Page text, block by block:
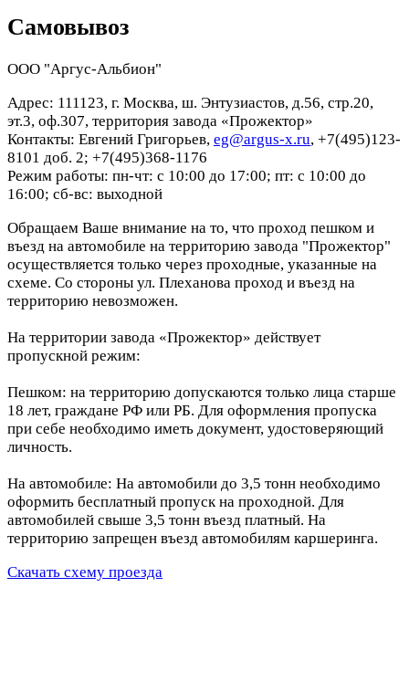
Самовывоз
ООО "Аргус-Альбион"
Адрес: 111123, г. Москва, ш. Энтузиастов, д.56, стр.20,
эт.3, оф.307, территория завода «Прожектор»
Контакты: Евгений Григорьев, eg@argus-x.ru, +7(495)123-
8101 доб. 2; +7(495)368-1176
Режим работы: пн-чт: с 10:00 до 17:00; пт: с 10:00 до
16:00; сб-вс: выходной
Обращаем Ваше внимание на то, что проход пешком и
въезд на автомобиле на территорию завода "Прожектор"
осуществляется только через проходные, указанные на
схеме. Со стороны ул. Плеханова проход и въезд на
территорию невозможен.
На территории завода «Прожектор» действует
пропускной режим:
Пешком: на территорию допускаются только лица старше
18 лет, граждане РФ или РБ. Для оформления пропуска
при себе необходимо иметь документ, удостоверяющий
личность.
На автомобиле: На автомобили до 3,5 тонн необходимо
оформить бесплатный пропуск на проходной. Для
автомобилей свыше 3,5 тонн въезд платный. На
территорию запрещен въезд автомобилям каршеринга.
Скачать схему проезда